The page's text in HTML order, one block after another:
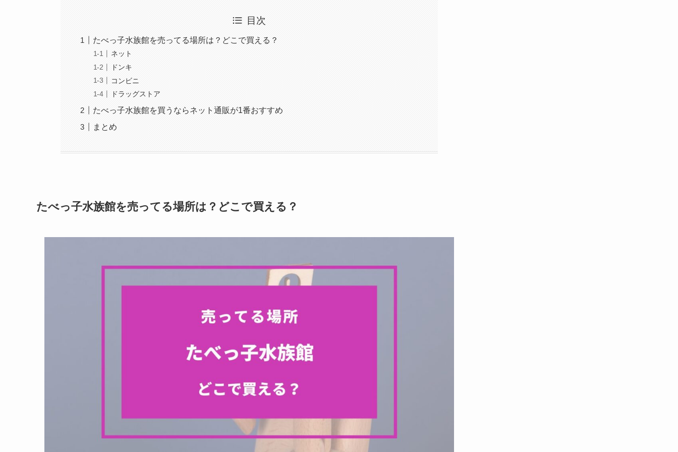
目次
たべっ子水族館を売ってる場所は？どこで買える？
ネット
ドンキ
コンビニ
ドラッグストア
たべっ子水族館を買うならネット通販が1番おすすめ
まとめ
たべっ子水族館を売ってる場所は？どこで買える？